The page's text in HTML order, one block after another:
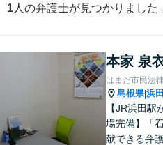
1 人の弁護士が見つかりました
本家 泉
はまだ市民法
島根県|浜
【JR浜田駅
場完備】「
献できる弁